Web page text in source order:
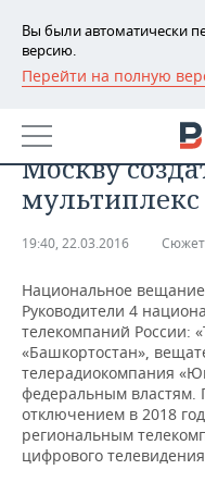
Вы были автоматически
версию.
Перейти на полную
РЕГИОНЫ
БАШКОРТОСТАН
ТАТАРСТАН
НОВОСТИ
АНАЛИТИКА
КОРОЛИ
ВУЗЫ ТАТАРСТАНА
КОМУ
ТОРГОВЫЕ ЦЕНТРЫ
ТАТАРСТАНА
ФИНАНСЫ
БАНКИ
БЮДЖЕТ
НОВОСТИ
ПРОМЫШЛЕННОСТИ
АГРОПРОМ
МАШИНОСТРОЕНИЕ
НЕДВИЖИМОСТЬ
НОВОСТИ
АВТО
НОВОСТИ АВТО
БИЗНЕС
Якутии и
Москву
мультиплекс
19:40, 22.03.2016
Национальное вещание
Руководители 4
телекомпаний России:
«Башкортостан»,
телерадиокомпания
федеральным властям.
отключением в 2018
региональным
цифрового